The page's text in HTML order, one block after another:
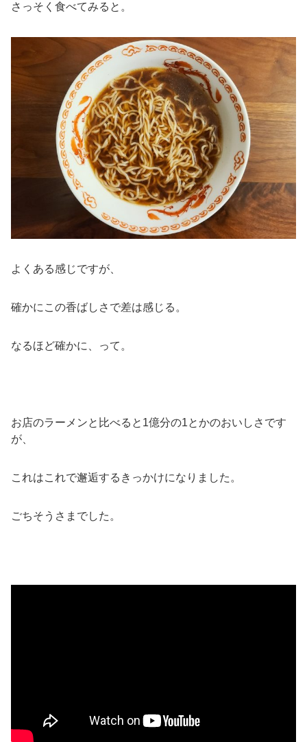
さっそく食べてみると。
よくある感じですが、
確かにこの香ばしさで差は感じる。
なるほど確かに、って。
お店のラーメンと比べると1億分の1とかのおいしさです
が、
これはこれで邂逅するきっかけになりました。
ごちそうさまでした。